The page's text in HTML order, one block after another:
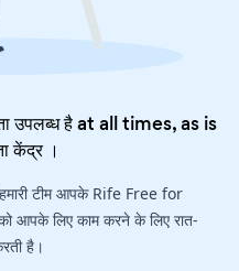
उपलब्ध है at all times, as is
केंद्र।
हमारी टीम आपके Rife Free for
लिए काम करने के लिए रात-
है।